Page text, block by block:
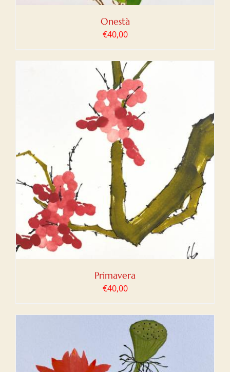
Onestà
€40,00
Primavera
€40,00